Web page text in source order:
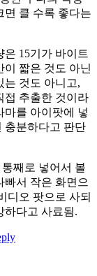
면 클 수록 좋다는
은 15기가 바이트
이 짧은 것도 아닌
는 것도 아니고,
접 추출한 것이라
마를 아이팟에 넣
충분하다고 판단
째로 넣어서 볼
빠서 작은 화면으
디오 팟으로 사되
하다고 사료됨.